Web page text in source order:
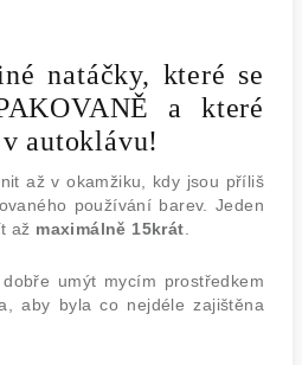
natáčky, které se
a které
autoklávu!
až v okamžiku, kdy jsou příliš
používání barev. Jeden
až maximálně 15krát
umýt mycím prostředkem
aby byla co nejdéle zajištěna